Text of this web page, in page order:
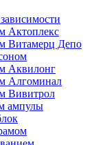
Актоплекс
Витамерц Депо
Аквилонг
Алгоминал
Вивитрол
ампулы